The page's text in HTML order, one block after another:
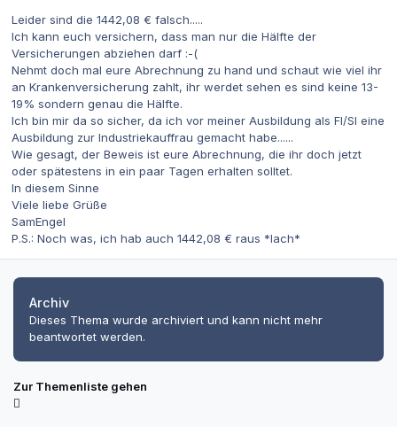
Leider sind die 1442,08 € falsch.....
Ich kann euch versichern, dass man nur die Hälfte der
Versicherungen abziehen darf :-(
Nehmt doch mal eure Abrechnung zu hand und schaut wie viel ihr
an Krankenversicherung zahlt, ihr werdet sehen es sind keine 13-
19% sondern genau die Hälfte.
Ich bin mir da so sicher, da ich vor meiner Ausbildung als FI/SI eine
Ausbildung zur Industriekauffrau gemacht habe......
Wie gesagt, der Beweis ist eure Abrechnung, die ihr doch jetzt
oder spätestens in ein paar Tagen erhalten solltet.
In diesem Sinne
Viele liebe Grüße
SamEngel
P.S.: Noch was, ich hab auch 1442,08 € raus *lach*
Archiv
Dieses Thema wurde archiviert und kann nicht mehr
beantwortet werden.
Zur Themenliste gehen